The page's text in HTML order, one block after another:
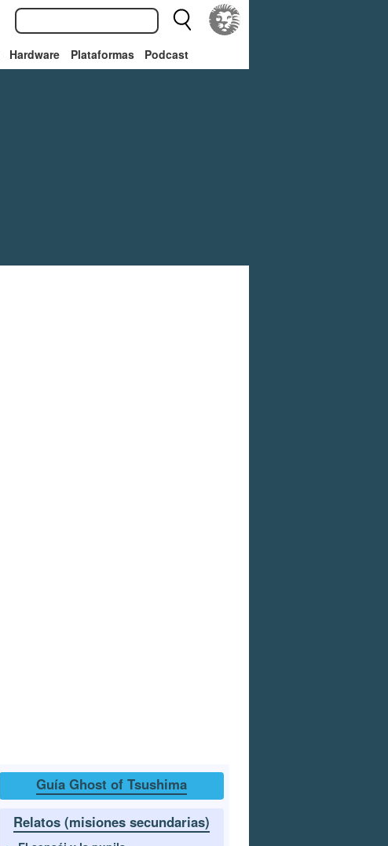
Hardware Plataformas Podcast
Guía Ghost of Tsushima
Relatos (misiones secundarias)